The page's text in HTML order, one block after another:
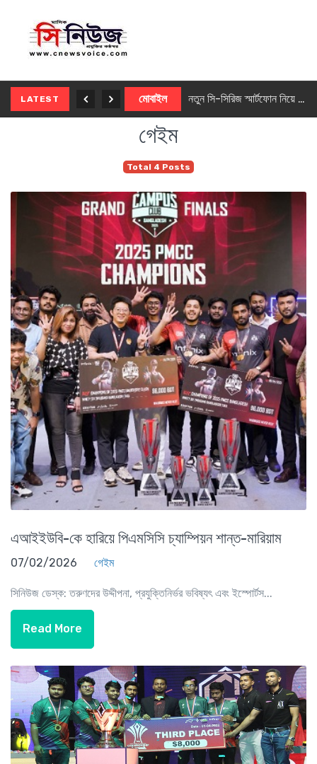
LATEST মোবাইল নতুন সি-সিরিজ স্মার্টফোন নিয়ে আসছে রিয়েলমি
গেইম
Total 4 Posts
এআইইউবি-কে হারিয়ে পিএমসিসি চ্যাম্পিয়ন শান্ত-মারিয়াম
07/02/2026 গেইম
সিনিউজ ডেস্ক: তরুণদের উদ্দীপনা, প্রযুক্তিনির্ভর ভবিষ্যৎ এবং ইস্পোর্টস...
Read More